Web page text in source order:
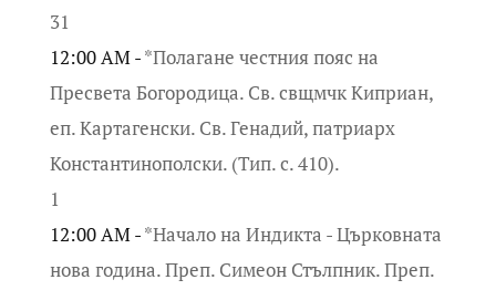
31
12:00 AM -*Полагане честния пояс на
Пресвета Богородица. Св. свщмчк Киприан,
еп. Картагенски. Св. Генадий, патриарх
Константинополски. (Тип. с. 410).
1
12:00 AM -*Начало на Индикта - Църковната
нова година. Преп. Симеон Стълпник. Преп.